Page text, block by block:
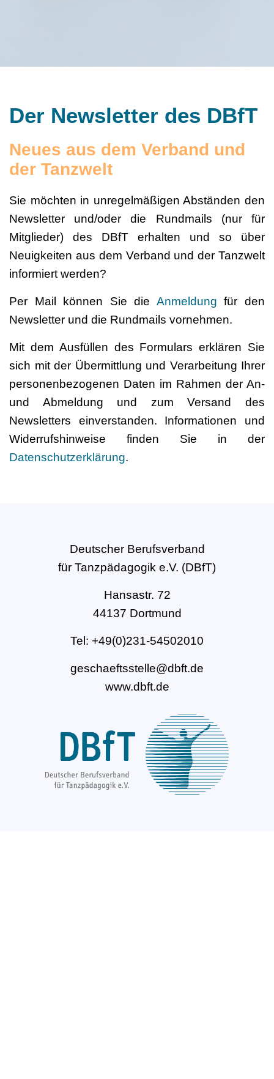
Der Newsletter des DBfT
Neues aus dem Verband und
der Tanzwelt
Sie möchten in unregelmäßigen Abständen den
Newsletter und/oder die Rundmails (nur für
Mitglieder) des DBfT erhalten und so über
Neuigkeiten aus dem Verband und der Tanzwelt
informiert werden?
Per Mail können Sie die Anmeldung für den
Newsletter und die Rundmails vornehmen.
Mit dem Ausfüllen des Formulars erklären Sie
sich mit der Übermittlung und Verarbeitung Ihrer
personenbezogenen Daten im Rahmen der An-
und Abmeldung und zum Versand des
Newsletters einverstanden. Informationen und
Widerrufshinweise finden Sie in der
Datenschutzerklärung.
Deutscher Berufsverband
für Tanzpädagogik e.V. (DBfT)
Hansastr. 72
44137 Dortmund
Tel: +49(0)231-54502010
geschaeftsstelle@dbft.de
www.dbft.de